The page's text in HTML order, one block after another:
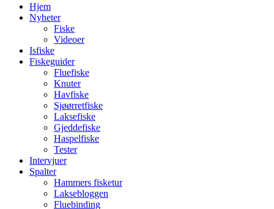
Hjem
Nyheter
Fiske
Videoer
Isfiske
Fiskeguider
Fluefiske
Knuter
Havfiske
Sjøørretfiske
Laksefiske
Gjeddefiske
Haspelfiske
Tester
Intervjuer
Spalter
Hammers fisketur
Laksebloggen
Fluebinding